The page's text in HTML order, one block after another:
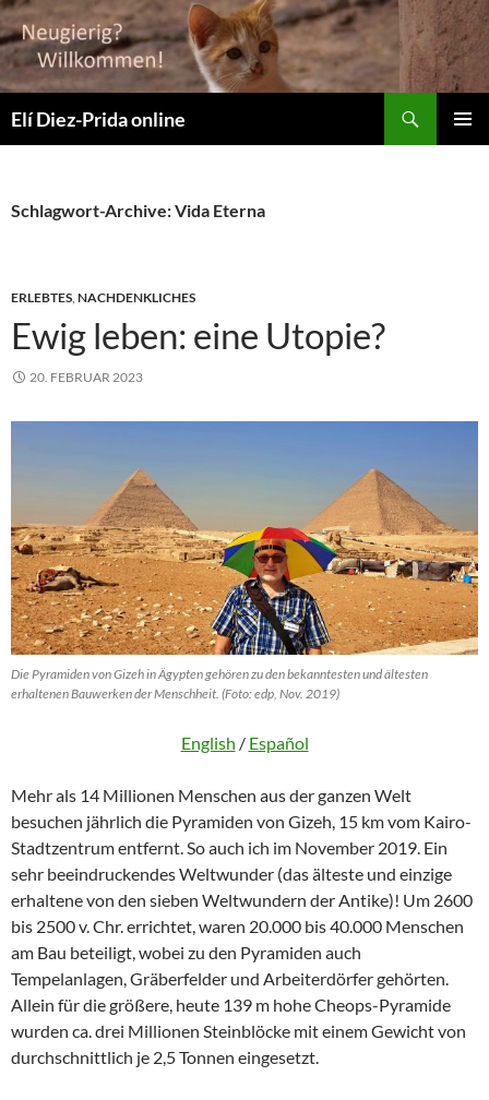
Elí Diez-Prida online
Schlagwort-Archive: Vida Eterna
ERLEBTES, NACHDENKLICHES
Ewig leben: eine Utopie?
20. FEBRUAR 2023
Die Pyramiden von Gizeh in Ägypten gehören zu den bekanntesten und ältesten
erhaltenen Bauwerken der Menschheit. (Foto: edp, Nov. 2019)
English / Español
Mehr als 14 Millionen Menschen aus der ganzen Welt
besuchen jährlich die Pyramiden von Gizeh, 15 km vom Kairo-
Stadtzentrum entfernt. So auch ich im November 2019. Ein
sehr beeindruckendes Weltwunder (das älteste und einzige
erhaltene von den sieben Weltwundern der Antike)! Um 2600
bis 2500 v. Chr. errichtet, waren 20.000 bis 40.000 Menschen
am Bau beteiligt, wobei zu den Pyramiden auch
Tempelanlagen, Gräberfelder und Arbeiterdörfer gehörten.
Allein für die größere, heute 139 m hohe Cheops-Pyramide
wurden ca. drei Millionen Steinblöcke mit einem Gewicht von
durchschnittlich je 2,5 Tonnen eingesetzt.